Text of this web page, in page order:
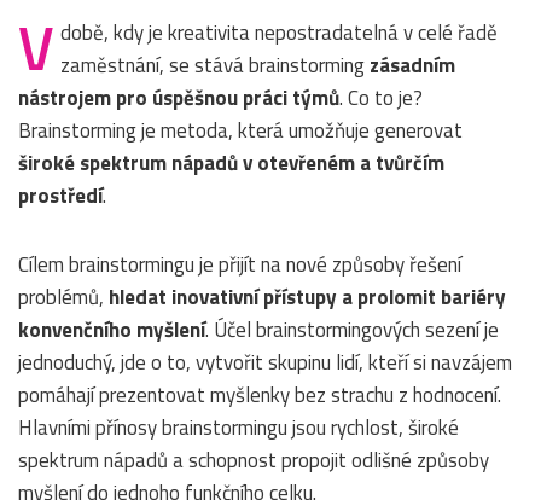
V době, kdy je kreativita nepostradatelná v celé řadě
zaměstnání, se stává brainstormingzásadním
nástrojem pro úspěšnou práci týmů. Co to je?
Brainstorming je metoda, která umožňuje generovat
široké spektrum nápadů v otevřeném a tvůrčím
prostředí.
Cílem brainstormingu je přijít na nové způsoby řešení
problémů, hledat inovativní přístupy a prolomit bariéry
konvenčního myšlení. Účel brainstormingových sezení je
jednoduchý, jde o to, vytvořit skupinu lidí, kteří si navzájem
pomáhají prezentovat myšlenky bez strachu z hodnocení.
Hlavními přínosy brainstormingu jsou rychlost, široké
spektrum nápadů a schopnost propojit odlišné způsoby
myšlení do jednoho funkčního celku.